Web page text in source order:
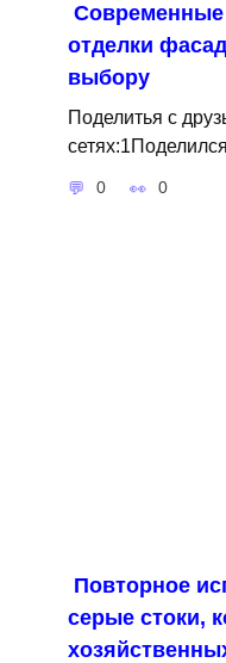
отделки
выбору
Поделитья с
0 0
Повторное
серые стоки,